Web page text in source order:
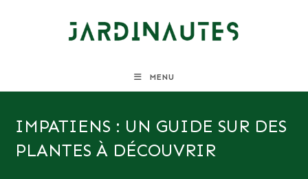
MENU
IMPATIENS : UN GUIDE SUR DES
PLANTES À DÉCOUVRIR